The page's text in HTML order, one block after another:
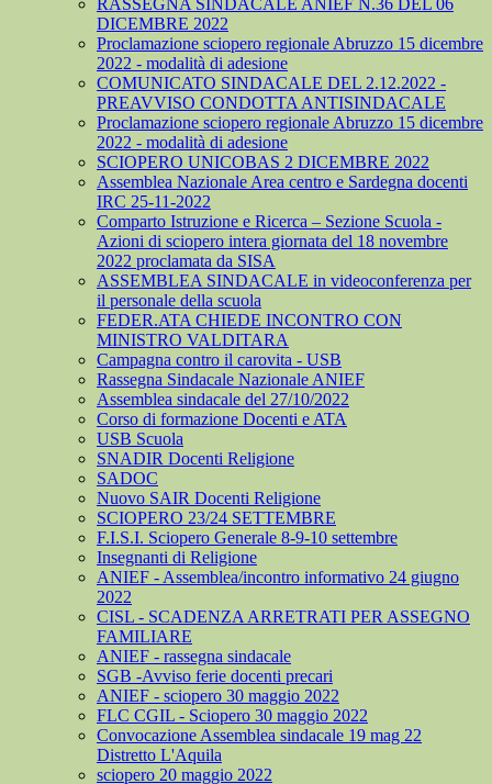
RASSEGNA SINDACALE ANIEF N.36 DEL 06
DICEMBRE 2022
Proclamazione sciopero regionale Abruzzo 15 dicembre
2022 - modalità di adesione
COMUNICATO SINDACALE DEL 2.12.2022 -
PREAVVISO CONDOTTA ANTISINDACALE
Proclamazione sciopero regionale Abruzzo 15 dicembre
2022 - modalità di adesione
SCIOPERO UNICOBAS 2 DICEMBRE 2022
Assemblea Nazionale Area centro e Sardegna docenti
IRC 25-11-2022
Comparto Istruzione e Ricerca – Sezione Scuola -
Azioni di sciopero intera giornata del 18 novembre
2022 proclamata da SISA
ASSEMBLEA SINDACALE in videoconferenza per
il personale della scuola
FEDER.ATA CHIEDE INCONTRO CON
MINISTRO VALDITARA
Campagna contro il carovita - USB
Rassegna Sindacale Nazionale ANIEF
Assemblea sindacale del 27/10/2022
Corso di formazione Docenti e ATA
USB Scuola
SNADIR Docenti Religione
SADOC
Nuovo SAIR Docenti Religione
SCIOPERO 23/24 SETTEMBRE
F.I.S.I. Sciopero Generale 8-9-10 settembre
Insegnanti di Religione
ANIEF - Assemblea/incontro informativo 24 giugno
2022
CISL - SCADENZA ARRETRATI PER ASSEGNO
FAMILIARE
ANIEF - rassegna sindacale
SGB -Avviso ferie docenti precari
ANIEF - sciopero 30 maggio 2022
FLC CGIL - Sciopero 30 maggio 2022
Convocazione Assemblea sindacale 19 mag 22
Distretto L'Aquila
sciopero 20 maggio 2022